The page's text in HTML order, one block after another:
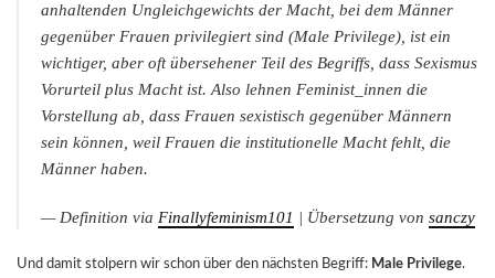
anhaltenden Ungleichgewichts der Macht, bei dem Männer
gegenüber Frauen privilegiert sind (Male Privilege), ist ein
wichtiger, aber oft übersehener Teil des Begriffs, dass Sexismus
Vorurteil plus Macht ist. Also lehnen Feminist_innen die
Vorstellung ab, dass Frauen sexistisch gegenüber Männern
sein können, weil Frauen die institutionelle Macht fehlt, die
Männer haben.
— Definition via Finallyfeminism101 | Übersetzung von sanczy
Und damit stolpern wir schon über den nächsten Begriff: Male Privilege.